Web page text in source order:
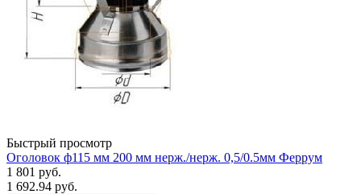
Быстрый просмотр
Оголовок ф115 мм 200 мм нерж./нерж. 0,5/0.5мм Феррум
1 801 руб.
1 692.94 руб.